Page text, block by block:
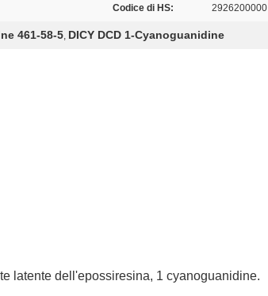
Codice di HS: 2926200000
461-58-5, DICY DCD 1-Cyanoguanidine
latente dell'epossiresina, 1 cyanoguanidine.